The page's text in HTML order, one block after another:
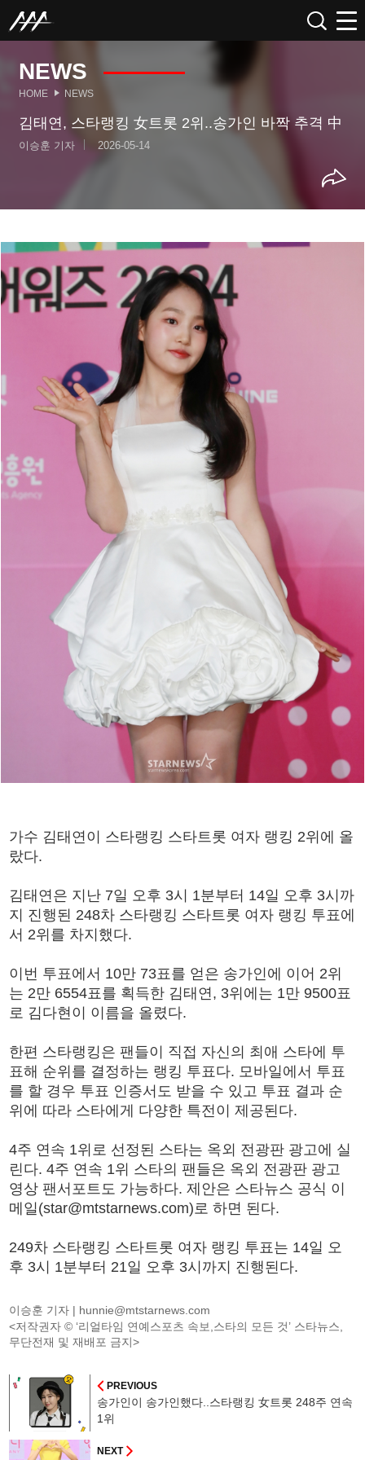
NEWS
HOME NEWS
김태연, 스타랭킹 女트롯 2위..송가인 바짝 추격 中
이승훈 기자 2026-05-14
가수 김태연이 스타랭킹 스타트롯 여자 랭킹 2위에 올
랐다.
김태연은 지난 7일 오후 3시 1분부터 14일 오후 3시까
지 진행된 248차 스타랭킹 스타트롯 여자 랭킹 투표에
서 2위를 차지했다.
이번 투표에서 10만 73표를 얻은 송가인에 이어 2위
는 2만 6554표를 획득한 김태연, 3위에는 1만 9500표
로 김다현이 이름을 올렸다.
한편 스타랭킹은 팬들이 직접 자신의 최애 스타에 투
표해 순위를 결정하는 랭킹 투표다. 모바일에서 투표
를 할 경우 투표 인증서도 받을 수 있고 투표 결과 순
위에 따라 스타에게 다양한 특전이 제공된다.
4주 연속 1위로 선정된 스타는 옥외 전광판 광고에 실
린다. 4주 연속 1위 스타의 팬들은 옥외 전광판 광고
영상 팬서포트도 가능하다. 제안은 스타뉴스 공식 이
메일(star@mtstarnews.com)로 하면 된다.
249차 스타랭킹 스타트롯 여자 랭킹 투표는 14일 오
후 3시 1분부터 21일 오후 3시까지 진행된다.
이승훈 기자 | hunnie@mtstarnews.com
<저작권자 © ‘리얼타임 연예스포츠 속보,스타의 모든 것’ 스타뉴스,
무단전재 및 재배포 금지>
PREVIOUS
송가인이 송가인했다..스타랭킹 女트롯 248주 연속
1위
NEXT